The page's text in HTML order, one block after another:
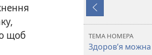
щоб
Назад
ТЕМА НОМЕРА
Здоров’я